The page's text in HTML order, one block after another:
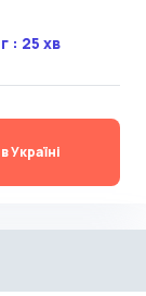
: 25 хв
Україні